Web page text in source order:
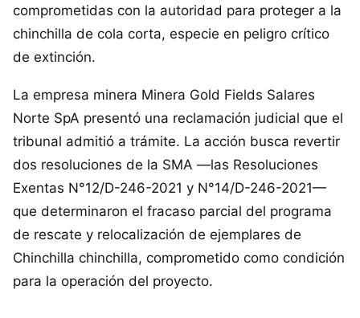
comprometidas con la autoridad para proteger a la
chinchilla de cola corta, especie en peligro crítico
de extinción.
La empresa minera Minera Gold Fields Salares
Norte SpA presentó una reclamación judicial que el
tribunal admitió a trámite. La acción busca revertir
dos resoluciones de la SMA —las Resoluciones
Exentas N°12/D-246-2021 y N°14/D-246-2021—
que determinaron el fracaso parcial del programa
de rescate y relocalización de ejemplares de
Chinchilla chinchilla, comprometido como condición
para la operación del proyecto.